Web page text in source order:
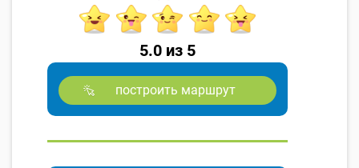
5.0 из 5
построить маршрут